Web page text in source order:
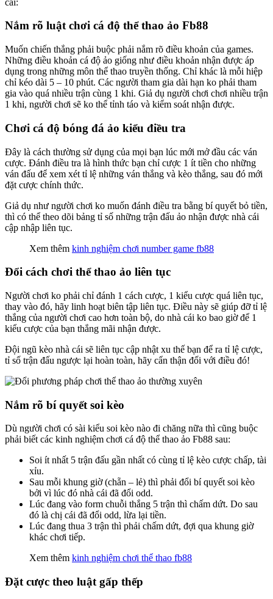
Nắm rõ luật chơi cá độ thể thao ảo Fb88
Muốn chiến thắng phải buộc phải nắm rõ điều khoản của games.
Những điều khoản cá độ ảo giống như điều khoản nhận được áp
dụng trong những môn thể thao truyền thống. Chỉ khác là mỗi hiệp
chỉ kéo dài 5 – 10 phút. Các người tham gia dài hạn ko phải tham
gia vào quá nhiều trận cùng 1 khi. Giả dụ người chơi chơi nhiều trận
1 khi, người chơi sẽ ko thể tỉnh táo và kiểm soát nhận được.
Chơi cá độ bóng đá ảo kiểu điều tra
Đây là cách thường sử dụng của mọi bạn lúc mới mở đầu các ván
cược. Đánh điều tra là hình thức bạn chỉ cược 1 ít tiền cho những
ván đấu để xem xét tỉ lệ những ván thắng và kèo thắng, sau đó mới
đặt cược chính thức.
Giả dụ như người chơi ko muốn đánh điều tra bằng bí quyết bỏ tiền,
thì có thể theo dõi bảng tỉ số những trận đấu ảo nhận được nhà cái
cập nhập liên tục.
Xem thêm kinh nghiệm chơi number game fb88
️Đổi cách chơi thể thao ảo liên tục
Người chơi ko phải chỉ đánh 1 cách cược, 1 kiểu cược quá liên tục,
thay vào đó, hãy linh hoạt biên tập liên tục. Điều này sẽ giúp đỡ tỉ lệ
thắng của người chơi cao hơn toàn bộ, do nhà cái ko bao giờ để 1
kiểu cược của bạn thắng mãi nhận được.
Đội ngũ kèo nhà cái sẽ liên tục cập nhật xu thế bạn để ra tỉ lệ cược,
tỉ số trận đấu ngược lại hoàn toàn, hãy cẩn thận đối với điều đó!
️Nắm rõ bí quyết soi kèo
Dù người chơi có sài kiểu soi kèo nào đi chăng nữa thì cũng buộc
phải biết các kinh nghiệm chơi cá độ thể thao ảo Fb88 sau:
Soi ít nhất 5 trận đấu gần nhất có cùng tỉ lệ kèo cược chấp, tài
xỉu.
Sau mỗi khung giờ (chẵn – lẻ) thì phải đổi bí quyết soi kèo
bởi vì lúc đó nhà cái đã đổi odd.
Lúc đang vào form chuỗi thắng 5 trận thì chấm dứt. Do sau
đó là chị cái đã đổi odd, lừa lại tiền.
Lúc đang thua 3 trận thì phải chấm dứt, đợi qua khung giờ
khác chơi tiếp.
Xem thêm kinh nghiệm chơi thể thao fb88
Đặt cược theo luật gấp thếp